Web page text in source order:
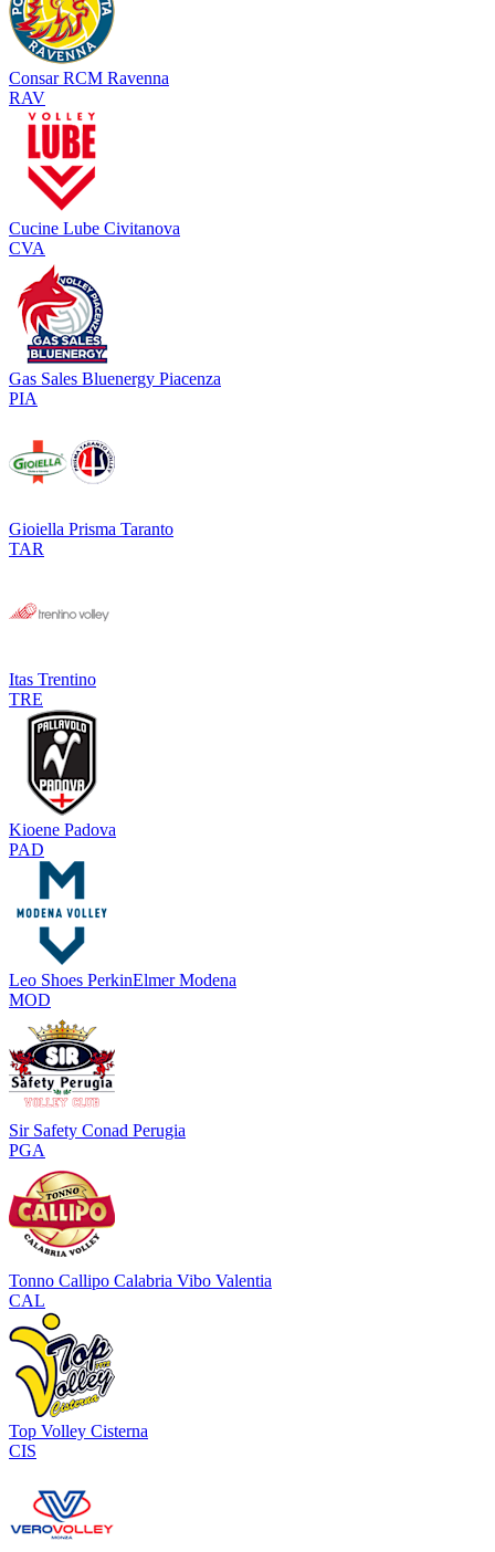
Consar RCM Ravenna
RAV
Cucine Lube Civitanova
CVA
Gas Sales Bluenergy Piacenza
PIA
Gioiella Prisma Taranto
TAR
Itas Trentino
TRE
Kioene Padova
PAD
Leo Shoes PerkinElmer Modena
MOD
Sir Safety Conad Perugia
PGA
Tonno Callipo Calabria Vibo Valentia
CAL
Top Volley Cisterna
CIS